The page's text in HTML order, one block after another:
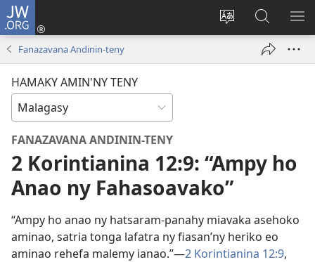
JW.ORG
Hiova
Hiditra
(manokatra
ato
Amin’ny
Fanazavana Andinin-teny
HAMAKY AMIN'NY TENY
FANAZAVANA ANDININ-TENY
2 Korintianina 12:9: “Ampy ho
Anao ny Fahasoavako”
“Ampy ho anao ny hatsaram-panahy miavaka asehoko
aminao, satria tonga lafatra ny fiasan’ny heriko eo
aminao rehefa malemy ianao.”​—2 Korintianina 12:9,